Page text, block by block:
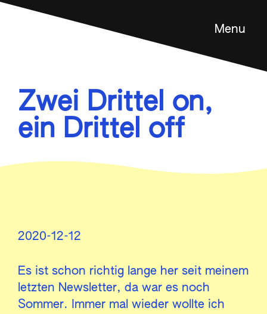
Feldenkrais Methode
Über mich
Menu
Zwei Drittel on,
ein Drittel off
2020-12-12
Es ist schon richtig lange her seit meinem
letzten Newsletter, da war es noch
Sommer. Immer mal wieder wollte ich